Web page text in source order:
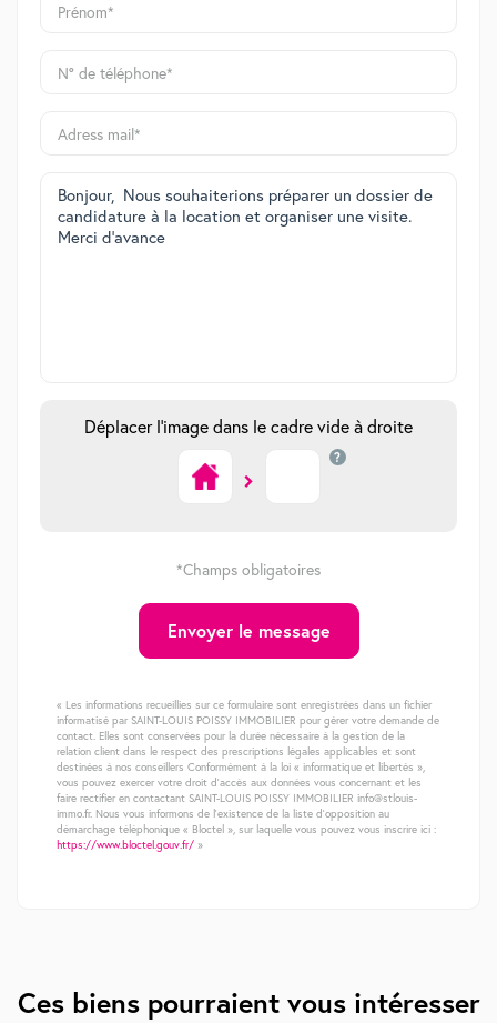
Déplacer l'image dans le cadre vide à droite
?
*Champs obligatoires
Envoyer le message
« Les informations recueillies sur ce formulaire sont enregistrées dans un fichier
informatisé par SAINT-LOUIS POISSY IMMOBILIER pour gérer votre demande de
contact. Elles sont conservées pour la durée nécessaire à la gestion de la
relation client dans le respect des prescriptions légales applicables et sont
destinées à nos conseillers Conformément à la loi « informatique et libertés »,
vous pouvez exercer votre droit d'accès aux données vous concernant et les
faire rectifier en contactant SAINT-LOUIS POISSY IMMOBILIER info@stlouis-
immo.fr. Nous vous informons de l'existence de la liste d'opposition au
démarchage téléphonique « Bloctel », sur laquelle vous pouvez vous inscrire ici :
https://www.bloctel.gouv.fr/ »
Ces biens pourraient vous intéresser